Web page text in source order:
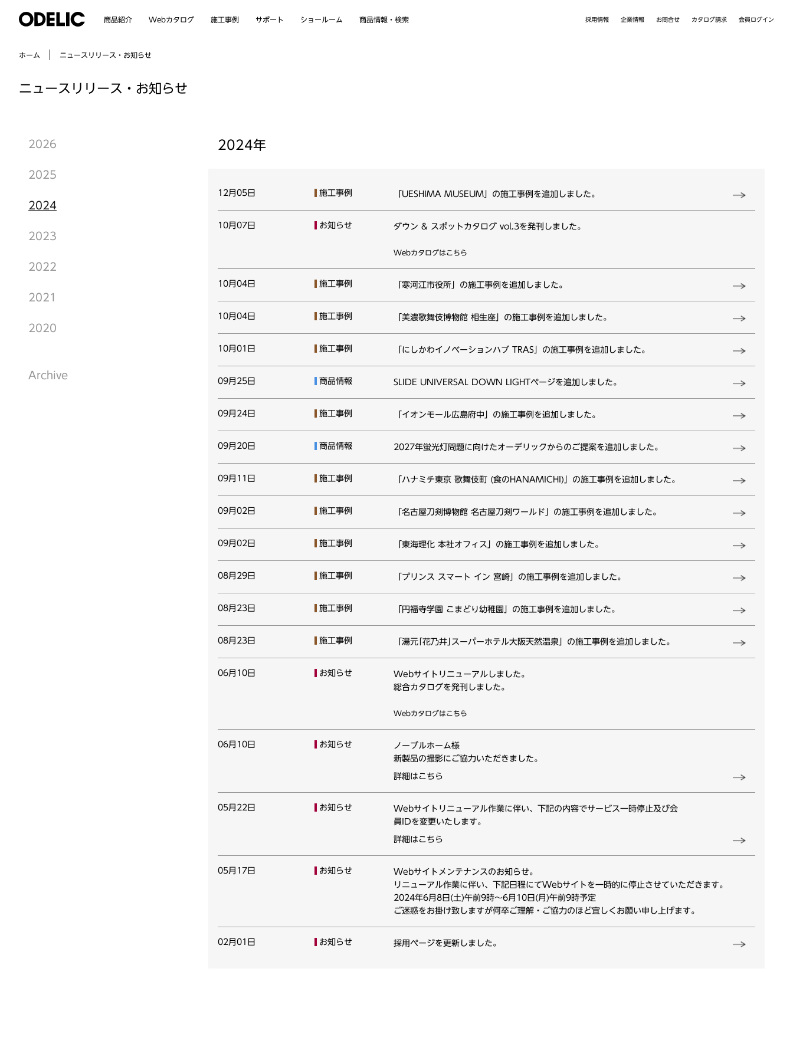
商品紹介 Webカタログ 施工事例 サポート ショールーム 商品情報・検索 採用情報 企業情報 お問合せ カタログ請求 会員ログイン
ホーム ニュースリリース・お知らせ
ニュースリリース・お知らせ
2026
2025
2024
2023
2022
2021
2020
Archive
2024年
12月05日 施工事例 「UESHIMA MUSEUM」の施工事例を追加しました。
10月07日 お知らせ ダウン & スポットカタログ vol.3を発刊しました。
Webカタログはこちら
10月04日 施工事例 「寒河江市役所」の施工事例を追加しました。
10月04日 施工事例 「美濃歌舞伎博物館 相生座」の施工事例を追加しました。
10月01日 施工事例 「にしかわイノベーションハブ TRAS」の施工事例を追加しました。
09月25日 商品情報 SLIDE UNIVERSAL DOWN LIGHTページを追加しました。
09月24日 施工事例 「イオンモール広島府中」の施工事例を追加しました。
09月20日 商品情報 2027年蛍光灯問題に向けたオーデリックからのご提案を追加しました。
09月11日 施工事例 「ハナミチ東京 歌舞伎町 (食のHANAMICHI)」の施工事例を追加しました。
09月02日 施工事例 「名古屋刀剣博物館 名古屋刀剣ワールド」の施工事例を追加しました。
09月02日 施工事例 「東海理化 本社オフィス」の施工事例を追加しました。
08月29日 施工事例 「プリンス スマート イン 宮崎」の施工事例を追加しました。
08月23日 施工事例 「円福寺学園 こまどり幼稚園」の施工事例を追加しました。
08月23日 施工事例 「湯元｢花乃井｣スーパーホテル大阪天然温泉」の施工事例を追加しました。
06月10日 お知らせ Webサイトリニューアルしました。
総合カタログを発刊しました。
Webカタログはこちら
06月10日 お知らせ ノーブルホーム様
新製品の撮影にご協力いただきました。
詳細はこちら
05月22日 お知らせ Webサイトリニューアル作業に伴い、下記の内容でサービス一時停止及び会
員IDを変更いたします。
詳細はこちら
05月17日 お知らせ Webサイトメンテナンスのお知らせ。
リニューアル作業に伴い、下記日程にてWebサイトを一時的に停止させていただきます。
2024年6月8日(土)午前9時～6月10日(月)午前9時予定
ご迷惑をお掛け致しますが何卒ご理解・ご協力のほど宜しくお願い申し上げます。
02月01日 お知らせ 採用ページを更新しました。